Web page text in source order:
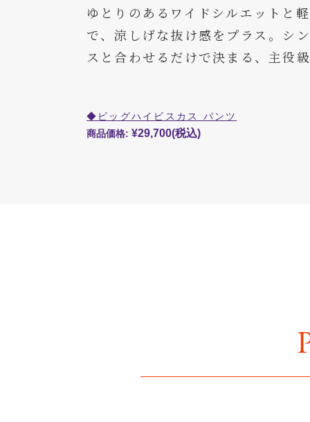
ゆとりのあるワイドシルエットと
で、涼しげな抜け感をプラス。シ
スと合わせるだけで決まる、主役
◆ビッグハイビスカス パンツ
商品価格: ¥29,700(税込)